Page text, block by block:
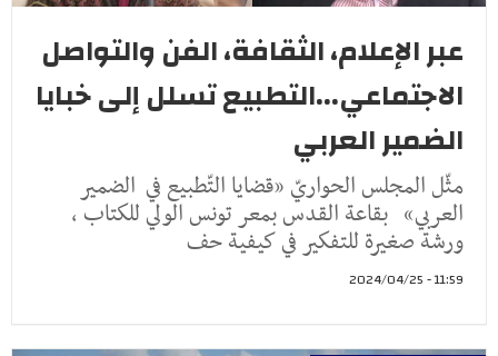
عبر الإعلام، الثقافة، الفن والتواصل
الاجتماعي...التطبيع تسلل إلى خبايا
الضمير العربي
مثّل المجلس الحواريّ «قضايا التّطبيع في الضمير
العربي» بقاعة القدس بمعر تونس الولي للكتاب ،
ورشة صغيرة للتفكير في كيفية حف
11:59 - 2024/04/25